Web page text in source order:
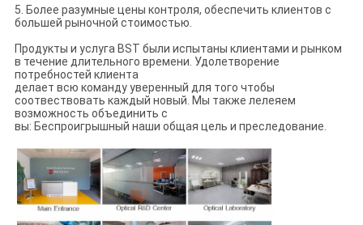
5. Более разумные цены контроля, обеспечить клиентов с
большей рыночной стоимостью.
Продукты и услуга BST были испытаны клиентами и рынком
в течение длительного времени. Удолетворение
потребностей клиента
делает всю команду уверенный для того чтобы
соотвествовать каждый новый. Мы также лелеяем
возможность объединить с
вы: Беспроигрышный наши общая цель и преследование.